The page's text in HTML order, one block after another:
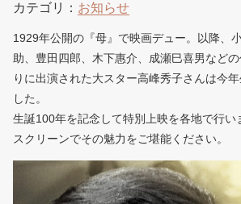
カテゴリ： お知らせ
1929年公開の『母』で映画デュー。以降、
助、豊田四郎、木下惠介、成瀬巳喜男など
りに出演された大スター高峰秀子さんは今
した。
生誕100年を記念して特別上映を各地で行い
スクリーンでその魅力をご堪能ください。